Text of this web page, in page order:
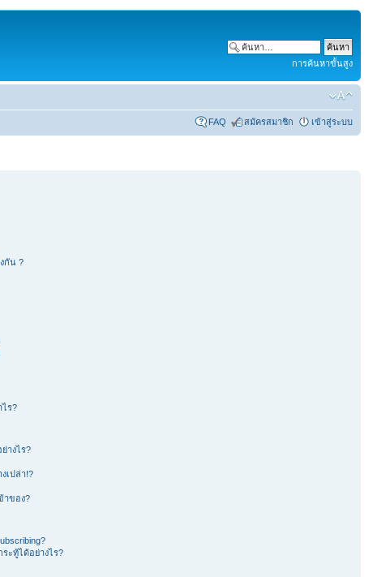
การค้นหาขั้นสูง
FAQ สมัครสมาชิก เข้าสู่ระบบ
กัน ?
ร?
างไร?
เปล่า!?
าของ?
ะทู้ได้อย่างไร?